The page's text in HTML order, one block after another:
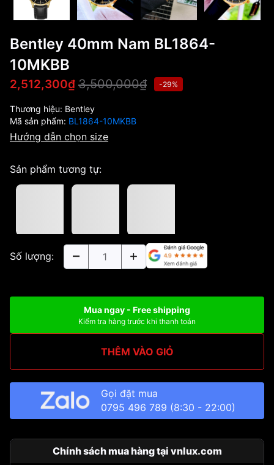
Bentley 40mm Nam BL1864-
10MKBB
2,512,300₫ 3,500,000₫ -29%
Thương hiệu: Bentley
Mã sản phẩm: BL1864-10MKBB
Hướng dẫn chọn size
Sản phẩm tương tự:
Số lượng:
Mua ngay - Free shipping
Kiểm tra hàng trước khi thanh toán
THÊM VÀO GIỎ
Gọi đặt mua
0795 496 789 (8:30 - 22:00)
Chính sách mua hàng tại vnlux.com